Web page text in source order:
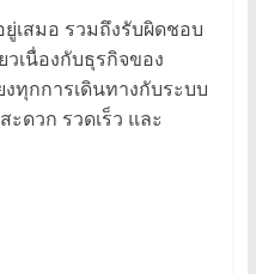
สมอ รวมถึงรับผิดชอบ
เนื่องกับธุรกิจของ
ทุกการเดินทางกับระบบ
ดวก รวดเร็ว และ